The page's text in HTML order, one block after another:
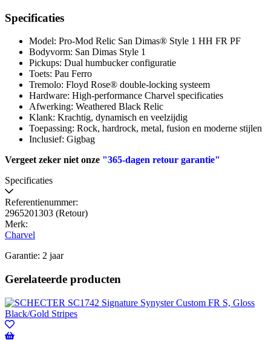
Specificaties
Model: Pro-Mod Relic San Dimas® Style 1 HH FR PF
Bodyvorm: San Dimas Style 1
Pickups: Dual humbucker configuratie
Toets: Pau Ferro
Tremolo: Floyd Rose® double-locking systeem
Hardware: High-performance Charvel specificaties
Afwerking: Weathered Black Relic
Klank: Krachtig, dynamisch en veelzijdig
Toepassing: Rock, hardrock, metal, fusion en moderne stijlen
Inclusief: Gigbag
Vergeet zeker niet onze "365-dagen retour garantie"
Specificaties
Referentienummer:
2965201303 (Retour)
Merk:
Charvel
Garantie: 2 jaar
Gerelateerde producten